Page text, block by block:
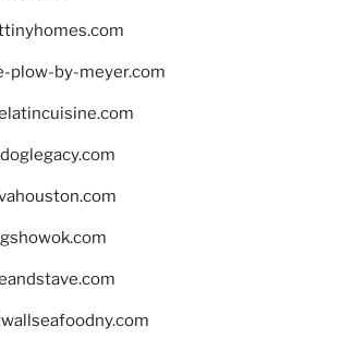
plow-by-meyer.com